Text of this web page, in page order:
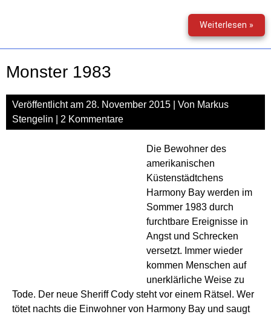
Weiterlesen »
–
Monster 1983
Veröffentlicht am 28. November 2015 | Von Markus
Stengelin
2 Kommentare
Die Bewohner des
amerikanischen
Küstenstädtchens
Harmony Bay werden im
Sommer 1983 durch
furchtbare Ereignisse in
Angst und Schrecken
versetzt. Immer wieder
kommen Menschen auf
unerklärliche Weise zu
Tode. Der neue Sheriff Cody steht vor einem Rätsel. Wer
tötet nachts die Einwohner von Harmony Bay und saugt